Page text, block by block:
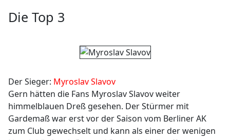
Die Top 3
Der Sieger: Myroslav Slavov
Gern hätten die Fans Myroslav Slavov weiter
himmelblauen Dreß gesehen. Der Stürmer mit
Gardemaß war erst vor der Saison vom Berliner AK
zum Club gewechselt und kann als einer der wenigen